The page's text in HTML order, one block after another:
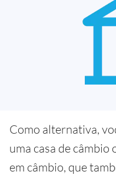
Como alternativa,
uma casa de câmbio
em câmbio, que